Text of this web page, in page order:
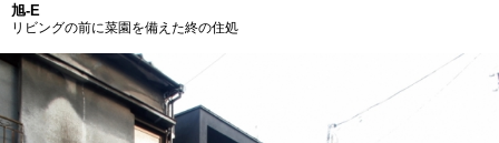
旭-E
リビングの前に菜園を備えた終の住処